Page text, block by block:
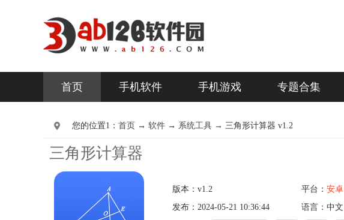
首页 手机软件 手机游戏 专题合集
您的位置1： 首页 → 软件 → 系统工具 → 三角形计算器 v1.2
三角形计算器
版本：v1.2 平台： 安卓
发布：2024-05-21 10:36:44
语言：中文